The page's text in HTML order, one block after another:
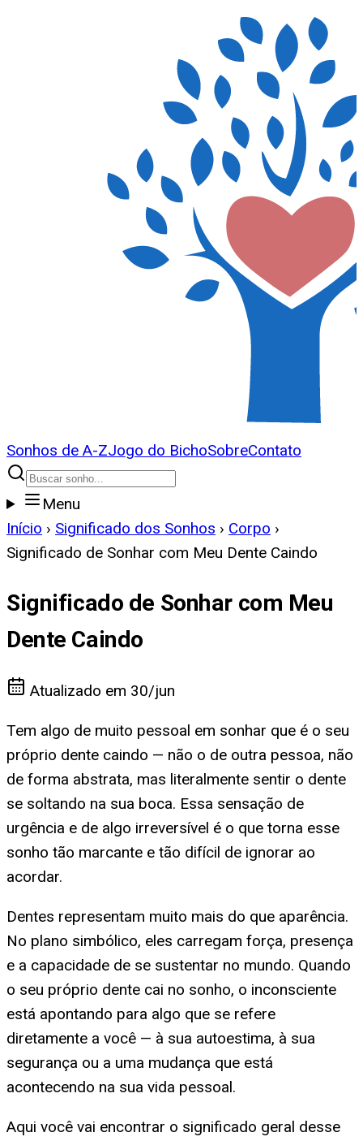
Sonhos de A-ZJogo do BichoSobreContato
Menu
Início › Significado dos Sonhos › Corpo ›
Significado de Sonhar com Meu Dente Caindo
Significado de Sonhar com Meu
Dente Caindo
Atualizado em 30/jun
Tem algo de muito pessoal em sonhar que é o seu
próprio dente caindo — não o de outra pessoa, não
de forma abstrata, mas literalmente sentir o dente
se soltando na sua boca. Essa sensação de
urgência e de algo irreversível é o que torna esse
sonho tão marcante e tão difícil de ignorar ao
acordar.
Dentes representam muito mais do que aparência.
No plano simbólico, eles carregam força, presença
e a capacidade de se sustentar no mundo. Quando
o seu próprio dente cai no sonho, o inconsciente
está apontando para algo que se refere
diretamente a você — à sua autoestima, à sua
segurança ou a uma mudança que está
acontecendo na sua vida pessoal.
Aqui você vai encontrar o significado geral desse